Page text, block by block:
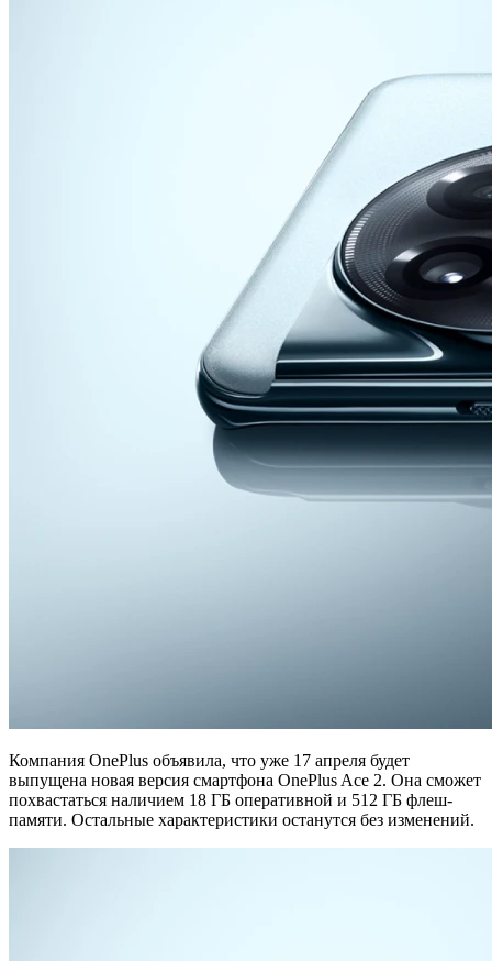
Компания OnePlus объявила, что уже 17 апреля будет
выпущена новая версия смартфона OnePlus Ace 2. Она сможет
похвастаться наличием 18 ГБ оперативной и 512 ГБ флеш-
памяти. Остальные характеристики останутся без изменений.